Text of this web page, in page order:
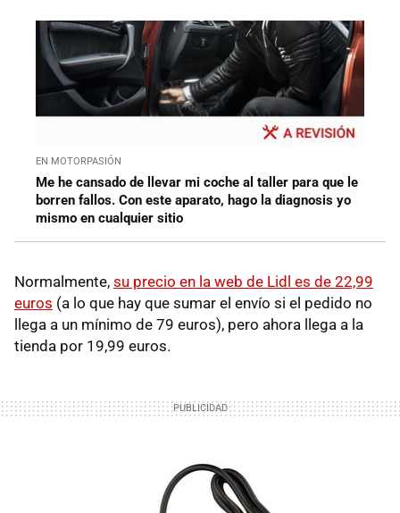
EN MOTORPASIÓN
Me he cansado de llevar mi coche al taller para que le
borren fallos. Con este aparato, hago la diagnosis yo
mismo en cualquier sitio
Normalmente, su precio en la web de Lidl es de 22,99
euros (a lo que hay que sumar el envío si el pedido no
llega a un mínimo de 79 euros), pero ahora llega a la
tienda por 19,99 euros.